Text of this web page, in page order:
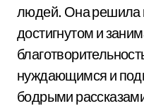
людей. Она решила
достигнутом и
нуждающимся и
бодрыми